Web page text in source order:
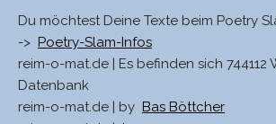
Du möchtest Deine Texte beim Poetry
-> Poetry-Slam-Infos
reim-o-mat.de | Es befinden sich 744112
Datenbank
reim-o-mat.de | by Bas Böttcher